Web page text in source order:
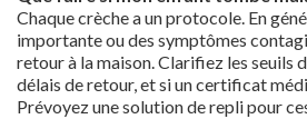
Chaque crèche a un protocole. En
importante ou des symptômes
retour à la maison. Clarifiez les seuils
délais de retour, et si un certificat
Prévoyez une solution de repli pour